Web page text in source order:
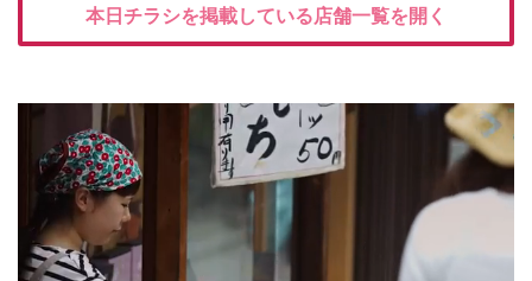
本日チラシを掲載している店舗一覧を開く